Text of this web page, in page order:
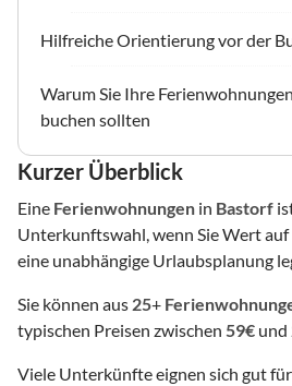
Hilfreiche Orientierung vor der
Warum Sie Ihre
buchen sollten
Kurzer Überblick
Eine Ferienwohnungen in Bastorf
Unterkunftswahl, wenn Sie Wert
eine unabhängige Urlaubsplanung
Sie können aus 25+
typischen Preisen zwischen 59€ und
Viele Unterkünfte eignen sich gut